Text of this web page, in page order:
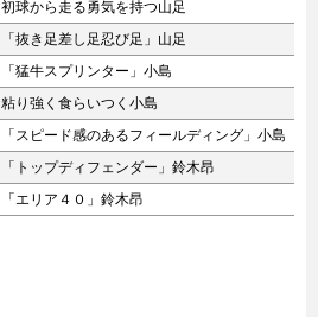
初球から走る勇気を持つ山足
「抜き足差し足忍び足」山足
「猛牛スプリンター」小島
粘り強く食らいつく小島
「スピード感のあるフィールディング」小島
「トップディフェンダー」鈴木昂
「エリア４０」鈴木昂